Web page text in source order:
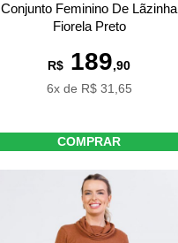
Conjunto Feminino De Lãzinha
Fiorela Preto
R$ 189,90
6x de R$ 31,65
COMPRAR